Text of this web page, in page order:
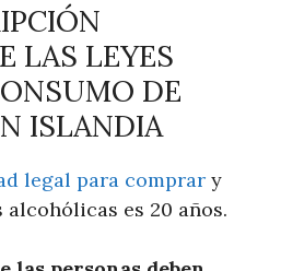
LAS LEYES
DE
ISLANDIA
legal para comprar y
es 20 años.